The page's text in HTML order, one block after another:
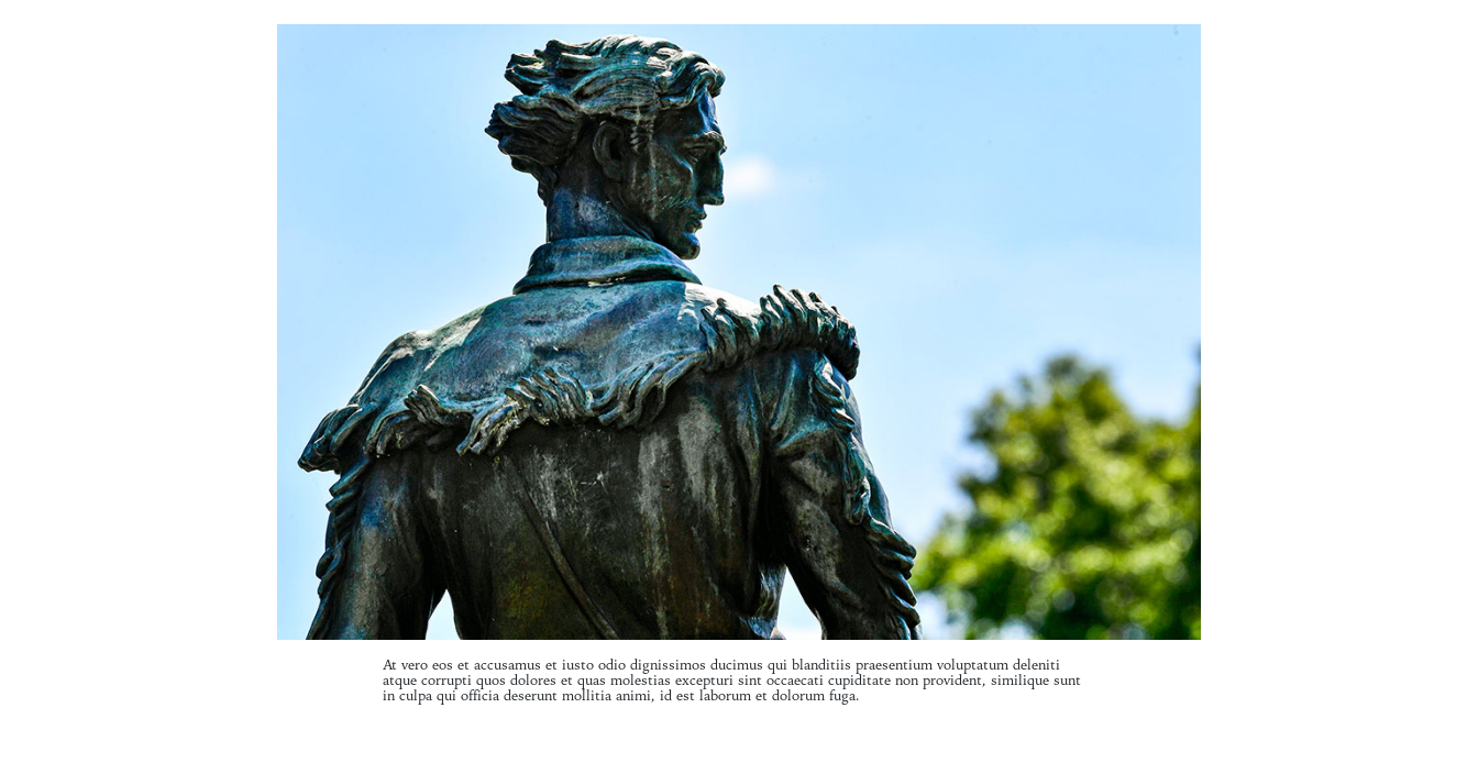
At vero eos et accusamus et iusto odio dignissimos ducimus qui blanditiis praesentium voluptatum deleniti
atque corrupti quos dolores et quas molestias excepturi sint occaecati cupiditate non provident, similique sunt
in culpa qui officia deserunt mollitia animi, id est laborum et dolorum fuga.